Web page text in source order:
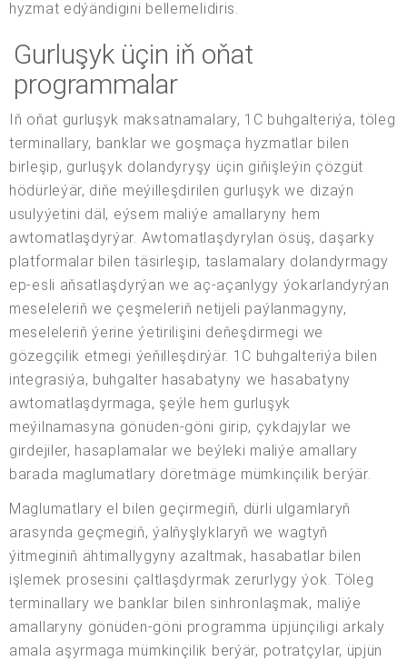
hyzmat edýändigini bellemelidiris.
Gurluşyk üçin iň oňat
programmalar
Iň oňat gurluşyk maksatnamalary, 1C buhgalteriýa, töleg
terminallary, banklar we goşmaça hyzmatlar bilen
birleşip, gurluşyk dolandyryşy üçin giňişleýin çözgüt
hödürleýär, diňe meýilleşdirilen gurluşyk we dizaýn
usulyýetini däl, eýsem maliýe amallaryny hem
awtomatlaşdyrýar. Awtomatlaşdyrylan ösüş, daşarky
platformalar bilen täsirleşip, taslamalary dolandyrmagy
ep-esli aňsatlaşdyrýan we aç-açanlygy ýokarlandyrýan
meseleleriň we çeşmeleriň netijeli paýlanmagyny,
meseleleriň ýerine ýetirilişini deňeşdirmegi we
gözegçilik etmegi ýeňilleşdirýär. 1C buhgalteriýa bilen
integrasiýa, buhgalter hasabatyny we hasabatyny
awtomatlaşdyrmaga, şeýle hem gurluşyk
meýilnamasyna gönüden-göni girip, çykdajylar we
girdejiler, hasaplamalar we beýleki maliýe amallary
barada maglumatlary döretmäge mümkinçilik berýär.
Maglumatlary el bilen geçirmegiň, dürli ulgamlaryň
arasynda geçmegiň, ýalňyşlyklaryň we wagtyň
ýitmeginiň ähtimallygyny azaltmak, hasabatlar bilen
işlemek prosesini çaltlaşdyrmak zerurlygy ýok. Töleg
terminallary we banklar bilen sinhronlaşmak, maliýe
amallaryny gönüden-göni programma üpjünçiligi arkaly
amala aşyrmaga mümkinçilik berýär, potratçylar, üpjün